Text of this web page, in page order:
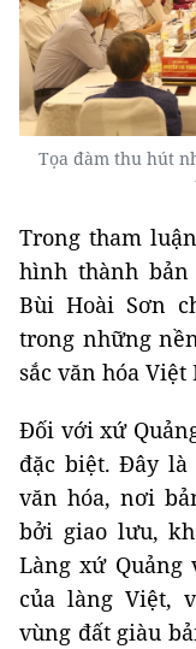
Tọa đàm thu hút
Trong tham
hình thành bản
Bùi Hoài Sơn
trong những
sắc văn hóa Việt
Đối với xứ
đặc biệt. Đây
văn hóa, nơi
bởi giao lưu,
Làng xứ
của làng Việt,
vùng đất giàu